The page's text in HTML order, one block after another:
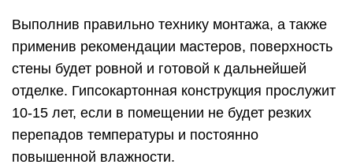
Выполнив правильно технику монтажа, а также
применив рекомендации мастеров, поверхность
стены будет ровной и готовой к дальнейшей
отделке. Гипсокартонная конструкция прослужит
10-15 лет, если в помещении не будет резких
перепадов температуры и постоянно
повышенной влажности.